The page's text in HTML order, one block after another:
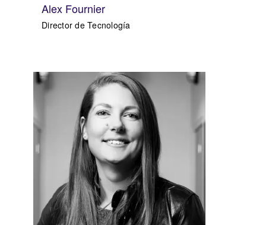
Alex Fournier
Director de Tecnología